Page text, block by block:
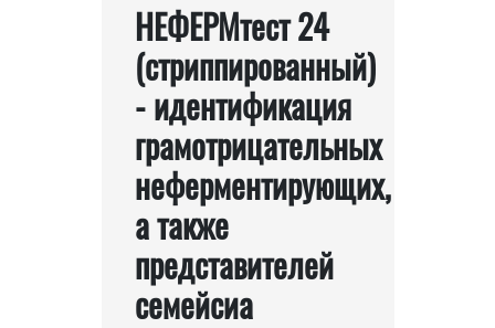
НЕФЕРМтест 24
(стриппированный)
- идентификация
грамотрицательных
неферментирующих,
а также
представителей
семейсиа